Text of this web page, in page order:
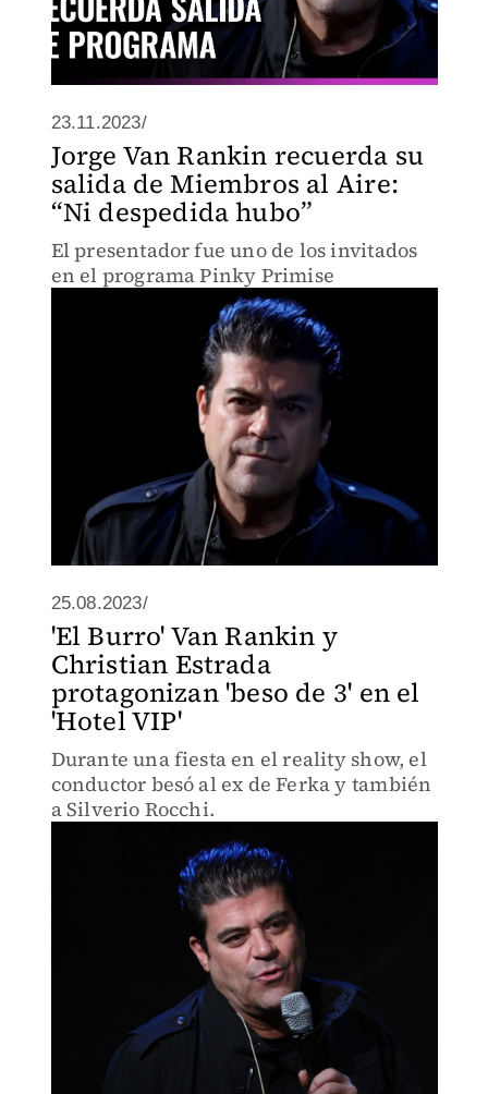
23.11.2023/
Jorge Van Rankin recuerda su
salida de Miembros al Aire:
“Ni despedida hubo”
El presentador fue uno de los invitados
en el programa Pinky Primise
25.08.2023/
'El Burro' Van Rankin y
Christian Estrada
protagonizan 'beso de 3' en el
'Hotel VIP'
Durante una fiesta en el reality show, el
conductor besó al ex de Ferka y también
a Silverio Rocchi.